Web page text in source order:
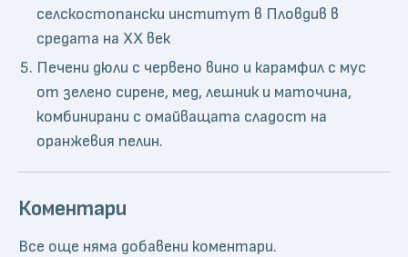
селскостопански институт в Пловдив в
средата на ХХ век
Печени дюли с червено вино и карамфил с мус
от зелено сирене, мед, лешник и маточина,
комбинирани с омайващата сладост на
оранжевия пелин.
Коментари
Все още няма добавени коментари.